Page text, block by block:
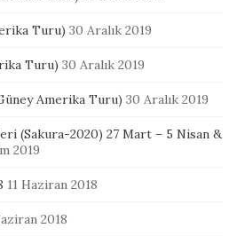
Turu) 30 Aralık 2019
Turu) 30 Aralık 2019
Amerika Turu) 30 Aralık 2019
(Sakura-2020) 27 Mart – 5 Nisan &
2019
11 Haziran 2018
2018